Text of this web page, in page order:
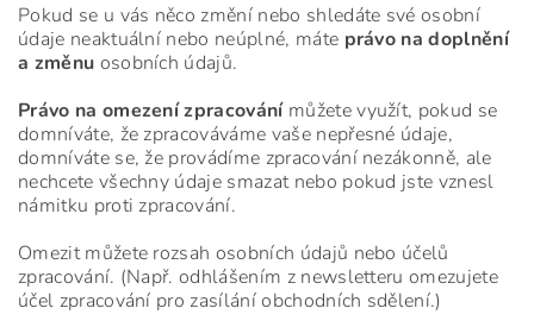
Pokud se u vás něco změní nebo shledáte své osobní
údaje neaktuální nebo neúplné, máte právo na doplnění
a změnu osobních údajů.
Právo na omezení zpracovánímůžete využít, pokud se
domníváte, že zpracováváme vaše nepřesné údaje,
domníváte se, že provádíme zpracování nezákonně, ale
nechcete všechny údaje smazat nebo pokud jste vznesl
námitku proti zpracování.
Omezit můžete rozsah osobních údajů nebo účelů
zpracování. (Např. odhlášením z newsletteru omezujete
účel zpracování pro zasílání obchodních sdělení.)